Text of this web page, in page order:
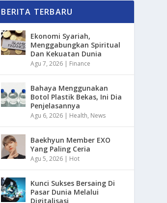
BERITA TERBARU
Ekonomi Syariah,
Menggabungkan Spiritual
Dan Kekuatan Dunia
Agu 7, 2026 | Finance
Bahaya Menggunakan
Botol Plastik Bekas, Ini Dia
Penjelasannya
Agu 6, 2026 | Health, News
Baekhyun Member EXO
Yang Paling Ceria
Agu 5, 2026 | Hot
Kunci Sukses Bersaing Di
Pasar Dunia Melalui
Digitalisasi